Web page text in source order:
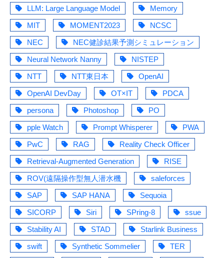
LLM: Large Language Model
Memory
MIT
MOMENT2023
NCSC
NEC
NEC健診結果予測シミュレーション
Neural Network Nanny
NISTEP
NTT
NTT東日本
OpenAI
OpenAI DevDay
OT×IT
PDCA
persona
Photoshop
PO
pple Watch
Prompt Whisperer
PWA
PwC
RAG
Reality Check Officer
Retrieval-Augmented Generation
RISE
ROV(遠隔操作型無人潜水機
saleforces
SAP
SAP HANA
Sequoia
SICORP
Siri SPring-8
ssue
Stability AI
STAD
Starlink Business
swift
Synthetic Sommelier
TER